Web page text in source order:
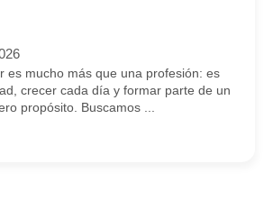
es mucho más que una profesión: es
crecer cada día y formar parte de un
propósito. Buscamos ...